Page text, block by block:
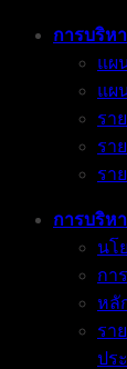
การบริห
แผ
แผ
รา
รา
รา
การบริห
นโ
กา
หลั
รา
ปร